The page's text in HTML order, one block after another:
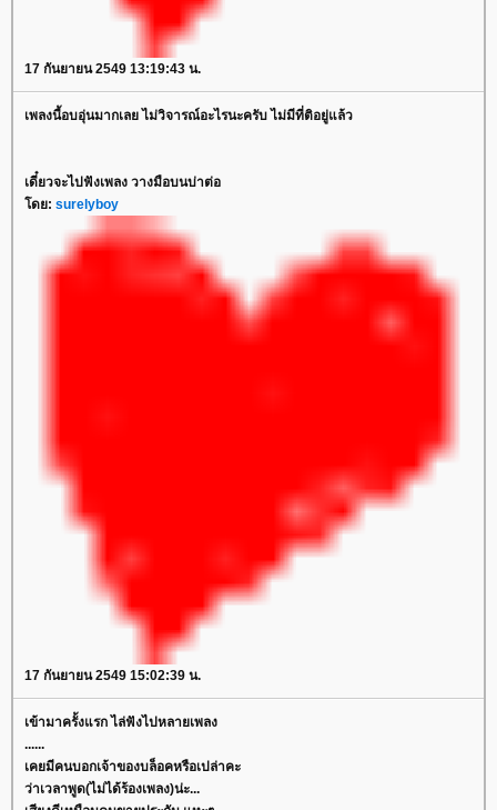
17 กันยายน 2549 13:19:43 น.
เพลงนี้อบอุ่นมากเลย ไม่วิจารณ์อะไรนะครับ ไม่มีที่ติอยู่แล้ว
เดี๋ยวจะไปฟังเพลง วางมือบนบ่าต่อ
โดย: surelyboy
17 กันยายน 2549 15:02:39 น.
เข้ามาครั้งแรก ไล่ฟังไปหลายเพลง
......
เคยมีคนบอกเจ้าของบล็อคหรือเปล่าคะ
ว่าเวลาพูด(ไม่ได้ร้องเพลง)น่ะ...